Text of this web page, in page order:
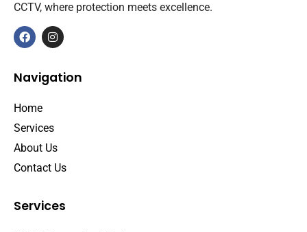
CCTV, where protection meets excellence.
Navigation
Home
Services
About Us
Contact Us
Services